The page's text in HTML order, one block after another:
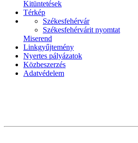
Kitüntetések
Térkép
Székesfehérvár
Székesfehérvárit nyomtat
Miserend
Linkgyűjtemény
Nyertes pályázatok
Közbeszerzés
Adatvédelem